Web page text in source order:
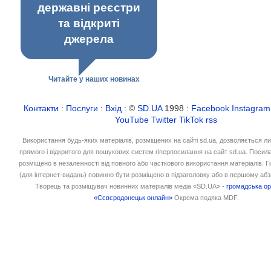
державні реєстри
та відкриті
джерела
Читайте у наших новинах
Контакти : Послуги : Вхід : ©SD.UA1998 : Facebook Instagram
YouTube Twitter TikTok rss
Використання будь-яких матеріалів, розміщених на сайті sd.ua, дозволяється
прямого і відкритого для пошукових систем гіперпосилання на сайт sd.ua.
розміщено в незалежності від повного або часткового використання матеріалів.
(для інтернет-видань) повинно бути розміщено в підзаголовку або в першому
Творець та розміщувач новинних матеріалів медіа «SD.UA» -громадська
«Сєвєродонецьк онлайн» Окрема подяка MDF.